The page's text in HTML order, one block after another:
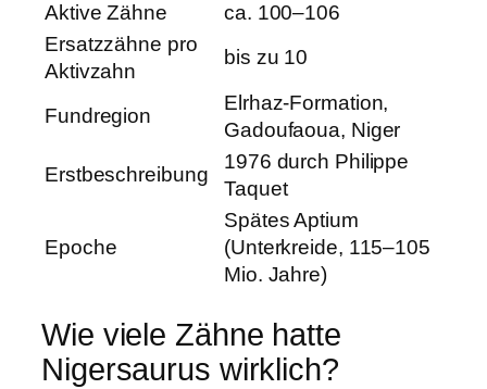
Aktive Zähne
ca. 100–106
Ersatzzähne pro
Aktivzahn
bis zu 10
Fundregion
Elrhaz-Formation,
Gadoufaoua, Niger
Erstbeschreibung
1976 durch Philippe
Taquet
Epoche
Spätes Aptium
(Unterkreide, 115–105
Mio. Jahre)
Wie viele Zähne hatte
Nigersaurus wirklich?